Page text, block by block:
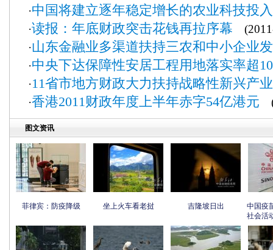
·中国将建立逐年稳定增长的农业科技投
·读报：年底财政突击花钱再拉序幕
·山东金融业多渠道扶持三农和中小企业
·中央下达保障性安居工程用地落实率超
·11省市地方财政大力扶持战略性新兴产业
·香港2011财政年度上半年赤字54亿港元
图文资讯
菲律宾：防疫降级 坐上火车看老挝 吉隆坡日出
中国疫
社会活